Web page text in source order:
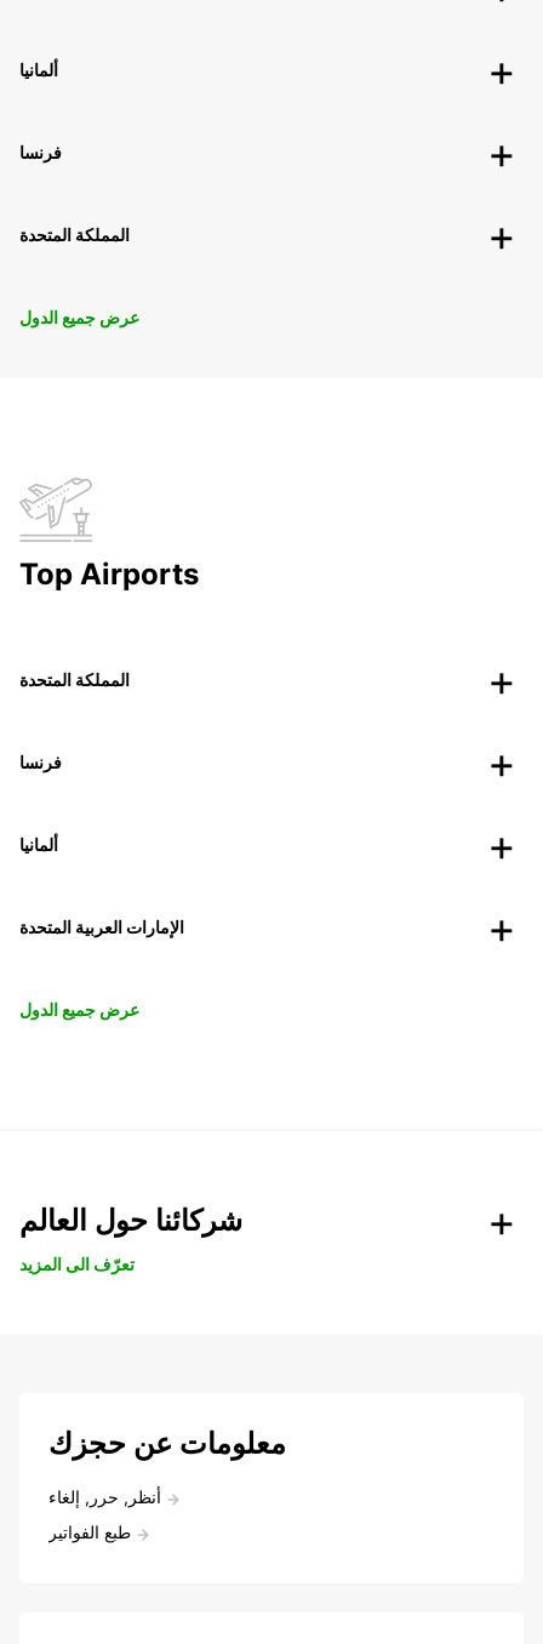
ألمانيا
فرنسا
المملكة المتحدة
عرض جميع الدول
Top Airports
المملكة المتحدة
فرنسا
ألمانيا
الإمارات العربية المتحدة
عرض جميع الدول
شركائنا حول العالم
تعرّف الى المزيد
معلومات عن حجزك
أنظر, حرر, إلغاء
طبع الفواتير